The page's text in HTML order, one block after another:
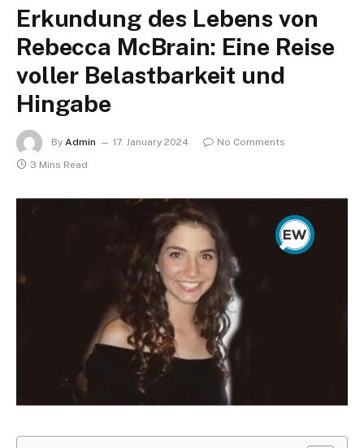
Erkundung des Lebens von
Rebecca McBrain: Eine Reise
voller Belastbarkeit und
Hingabe
By Admin 17. January 2024
No Comments
3 Mins Read